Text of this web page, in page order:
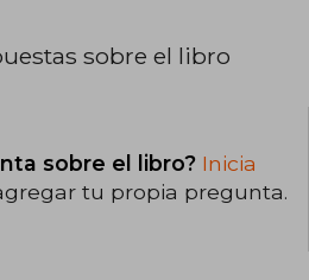
sobre el libro
sobre el libro? Inicia
tu propia pregunta.